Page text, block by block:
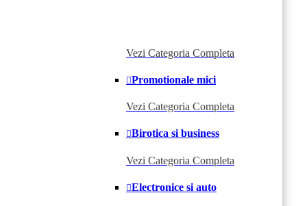
Vezi Categoria Completa
Promotionale mici
Vezi Categoria Completa
Birotica si business
Vezi Categoria Completa
Electronice si auto